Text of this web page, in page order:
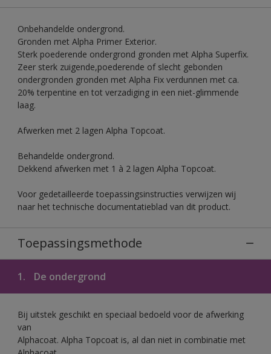
Onbehandelde ondergrond.
Gronden met Alpha Primer Exterior.
Sterk poederende ondergrond gronden met Alpha Superfix.
Zeer sterk zuigende,poederende of slecht gebonden
ondergronden gronden met Alpha Fix verdunnen met ca.
20% terpentine en tot verzadiging in een niet-glimmende
laag.
Afwerken met 2 lagen Alpha Topcoat.
Behandelde ondergrond.
Dekkend afwerken met 1 à 2 lagen Alpha Topcoat.
Voor gedetailleerde toepassingsinstructies verwijzen wij
naar het technische documentatieblad van dit product.
Toepassingsmethode
1. De ondergrond
Bij uitstek geschikt en speciaal bedoeld voor de afwerking
van
Alphacoat. Alpha Topcoat is, al dan niet in combinatie met